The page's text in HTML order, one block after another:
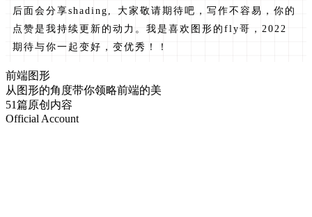
后面会分享shading, 大家敬请期待吧，写作不容易，你的
点赞是我持续更新的动力。我是喜欢图形的fly哥，2022
期待与你一起变好，变优秀！！
前端图形
从图形的角度带你领略前端的美
51篇原创内容
Official Account